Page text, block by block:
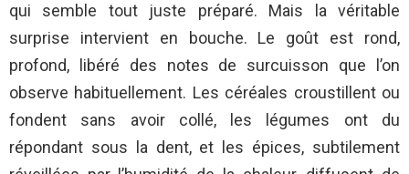
qui semble tout juste préparé. Mais la véritable
surprise intervient en bouche. Le goût est rond,
profond, libéré des notes de surcuisson que l’on
observe habituellement. Les céréales croustillent ou
fondent sans avoir collé, les légumes ont du
répondant sous la dent, et les épices, subtilement